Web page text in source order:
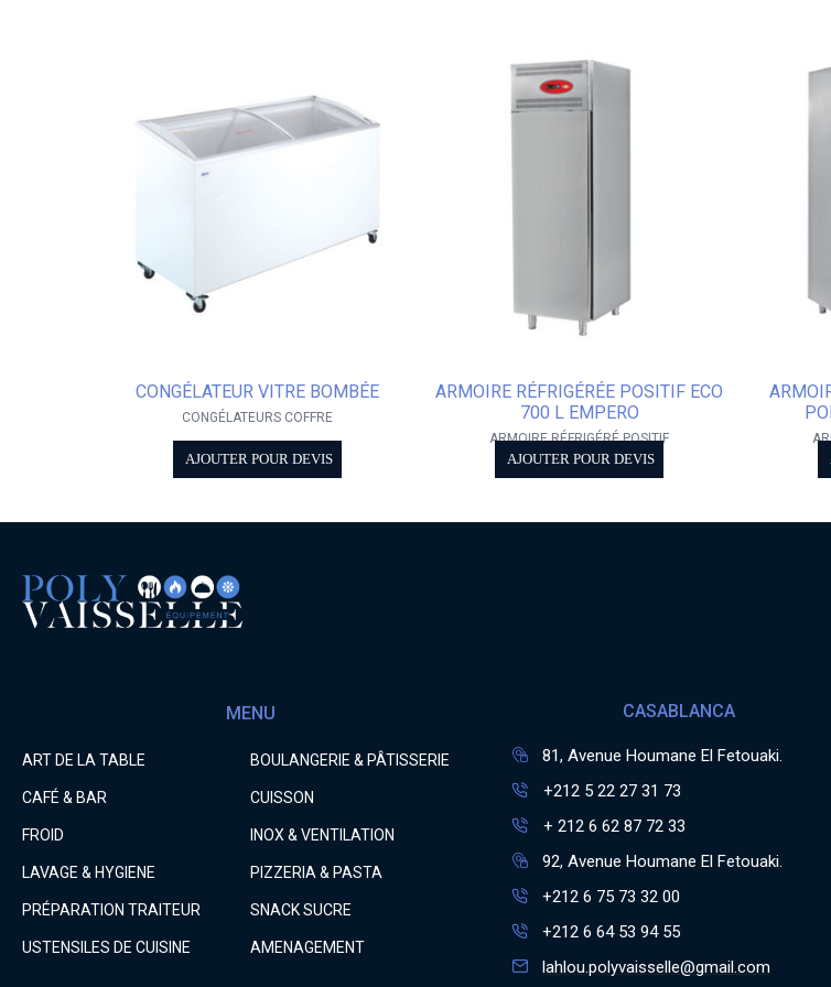
CONGÉLATEUR VITRE BOMBÉE
CONGÉLATEURS COFFRE
AJOUTER POUR DEVIS
ARMOIRE RÉFRIGÉRÉE POSITIF ECO
700 L EMPERO
ARMOIRE RÉFRIGÉRÉ POSITIF
AJOUTER POUR DEVIS
MENU
ART DE LA TABLE BOULANGERIE & PÂTISSERIE
CAFÉ & BAR CUISSON
FROID INOX & VENTILATION
LAVAGE & HYGIENE PIZZERIA & PASTA
PRÉPARATION TRAITEUR SNACK SUCRE
USTENSILES DE CUISINE AMENAGEMENT
CASABLANCA
81, Avenue Houmane El Fetouaki.
+212 5 22 27 31 73
+ 212 6 62 87 72 33
92, Avenue Houmane El Fetouaki.
+212 6 75 73 32 00
+212 6 64 53 94 55
lahlou.polyvaisselle@gmail.com